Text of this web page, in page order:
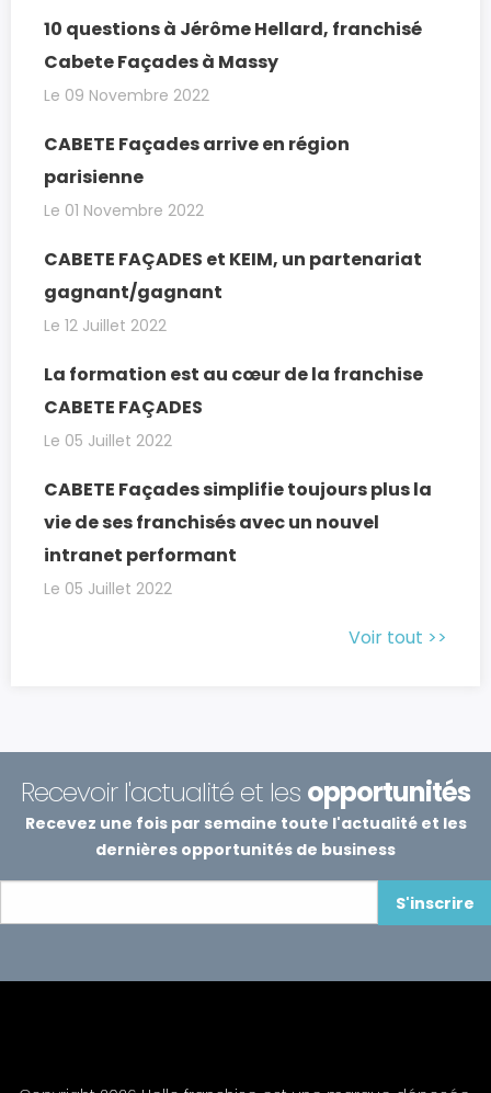
10 questions à Jérôme Hellard, franchisé
Cabete Façades à Massy
Le 09 Novembre 2022
CABETE Façades arrive en région
parisienne
Le 01 Novembre 2022
CABETE FAÇADES et KEIM, un partenariat
gagnant/gagnant
Le 12 Juillet 2022
La formation est au cœur de la franchise
CABETE FAÇADES
Le 05 Juillet 2022
CABETE Façades simplifie toujours plus la
vie de ses franchisés avec un nouvel
intranet performant
Le 05 Juillet 2022
Voir tout >>
Recevoir l'actualité et les opportunités
Recevez une fois par semaine toute l'actualité et les
dernières opportunités de business
S'inscrire